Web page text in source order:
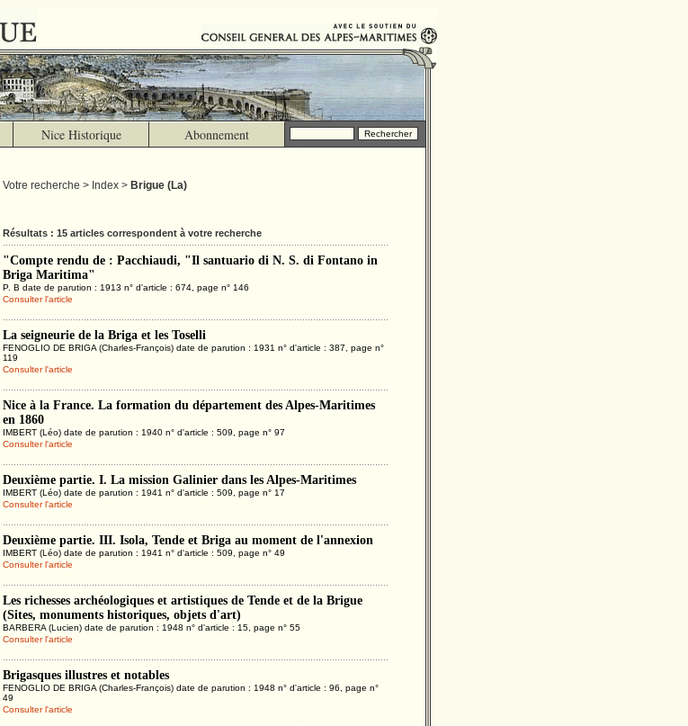
Nice Historique Abonnement
Votre recherche > Index > Brigue (La)
Résultats : 15 articles correspondent à votre recherche
"Compte rendu de : Pacchiaudi, "Il santuario di N. S. di Fontano in
Briga Maritima"
P. B date de parution : 1913 n° d'article : 674, page n° 146
Consulter l'article
La seigneurie de la Briga et les Toselli
FENOGLIO DE BRIGA (Charles-François) date de parution : 1931 n° d'article : 387, page n°
119
Consulter l'article
Nice à la France. La formation du département des Alpes-Maritimes
en 1860
IMBERT (Léo) date de parution : 1940 n° d'article : 509, page n° 97
Consulter l'article
Deuxième partie. I. La mission Galinier dans les Alpes-Maritimes
IMBERT (Léo) date de parution : 1941 n° d'article : 509, page n° 17
Consulter l'article
Deuxième partie. III. Isola, Tende et Briga au moment de l'annexion
IMBERT (Léo) date de parution : 1941 n° d'article : 509, page n° 49
Consulter l'article
Les richesses archéologiques et artistiques de Tende et de la Brigue
(Sites, monuments historiques, objets d'art)
BARBERA (Lucien) date de parution : 1948 n° d'article : 15, page n° 55
Consulter l'article
Brigasques illustres et notables
FENOGLIO DE BRIGA (Charles-François) date de parution : 1948 n° d'article : 96, page n°
49
Consulter l'article